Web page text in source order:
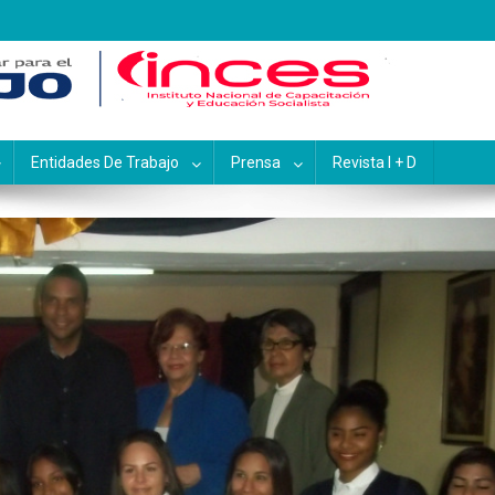
y Educación
Entidades De Trabajo Prensa Revista I + D